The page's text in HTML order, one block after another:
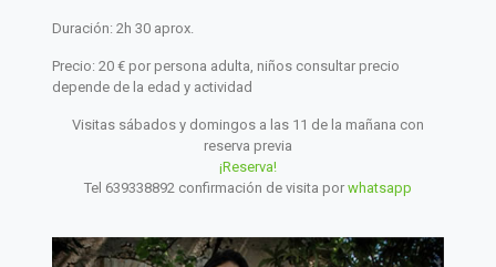
Duración: 2h 30 aprox.
Precio: 20 € por persona adulta, niños consultar precio
depende de la edad y actividad
Visitas sábados y domingos a las 11 de la mañana con
reserva previa
¡Reserva!
Tel 639338892 confirmación de visita por whatsapp